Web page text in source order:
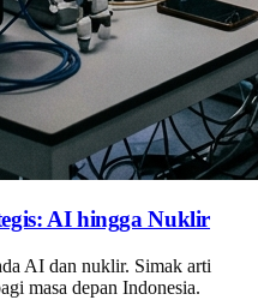
AI hingga Nuklir
AI dan nuklir. Simak arti
masa depan Indonesia.